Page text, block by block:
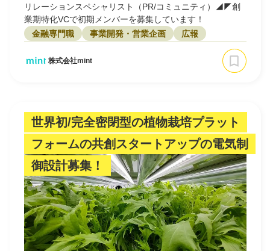
リレーションスペシャリスト（PR/コミュニティ）◢◤創
業期特化VCで初期メンバーを募集しています！
金融専門職
事業開発・営業企画 広報
株式会社mint
世界初/完全密閉型の植物栽培プラット
フォームの共創スタートアップの電気制
御設計募集！